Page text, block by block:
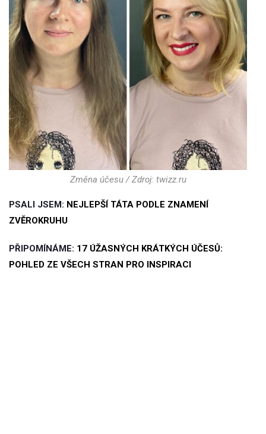
Změna účesu / Zdroj: twizz.ru
PSALI JSEM: NEJLEPŠÍ TÁTA PODLE ZNAMENÍ
ZVĚROKRUHU
PŘIPOMÍNÁME: 17 ÚŽASNÝCH KRÁTKÝCH ÚČESŮ:
POHLED ZE VŠECH STRAN PRO INSPIRACI